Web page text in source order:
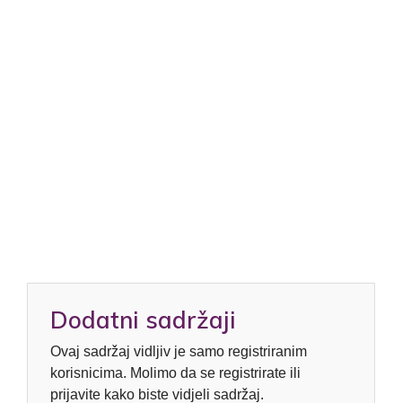
Dodatni sadržaji
Ovaj sadržaj vidljiv je samo registriranim
korisnicima. Molimo da se registrirate ili
prijavite kako biste vidjeli sadržaj.